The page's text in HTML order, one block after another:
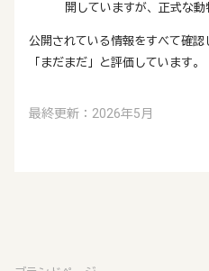
開していますが、正式な動
公開されている情報をすべて確認
「まだまだ」と評価しています。
最終更新：2026年5月